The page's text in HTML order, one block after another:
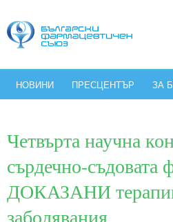
НОВИНИ ПРЕСЦЕНТЪР ЗА
Четвърта научна
сърдечно-съдовата
ДОКАЗАНИ
заболявания